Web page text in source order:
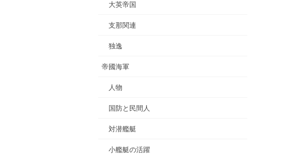
大英帝国
支那関連
独逸
帝國海軍
人物
国防と民間人
対潜艦艇
小艦艇の活躍